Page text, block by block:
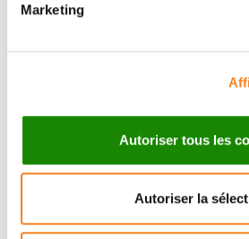
Marketing
Autoriser tous les
Autoriser la